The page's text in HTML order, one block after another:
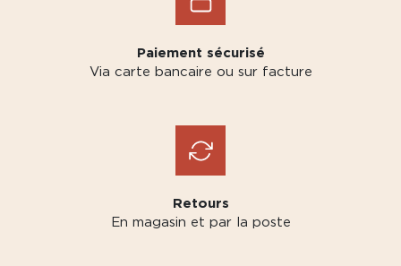
Paiement sécurisé
Via carte bancaire ou sur facture
Retours
En magasin et par la poste